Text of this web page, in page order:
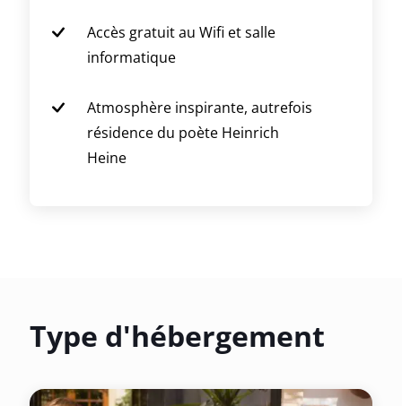
Accès gratuit au Wifi et salle
informatique
Atmosphère inspirante, autrefois
résidence du poète Heinrich
Heine
Type d'hébergement